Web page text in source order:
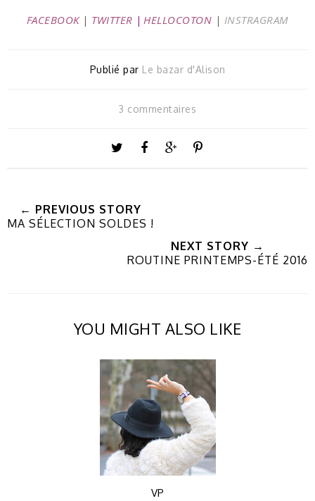
FACEBOOK| TWITTER | HELLOCOTON | INSTRAGRAM
Publié par Le bazar d'Alison
3 commentaires
← PREVIOUS STORY
MA SÉLECTION SOLDES !
NEXT STORY →
ROUTINE PRINTEMPS-ÉTÉ 2016
YOU MIGHT ALSO LIKE
VP